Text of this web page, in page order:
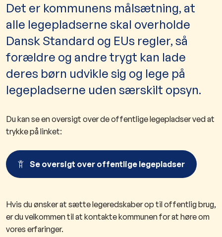
Det er kommunens målsætning, at
alle legepladserne skal overholde
Dansk Standard og EUs regler, så
forældre og andre trygt kan lade
deres børn udvikle sig og lege på
legepladserne uden særskilt opsyn.
Du kan se en oversigt over de offentlige legepladser ved at
trykke på linket:
Se oversigt over offentlige legepladser
Hvis du ønsker at sætte legeredskaber op til offentlig brug,
er du velkommen til at kontakte kommunen for at høre om
vores erfaringer.